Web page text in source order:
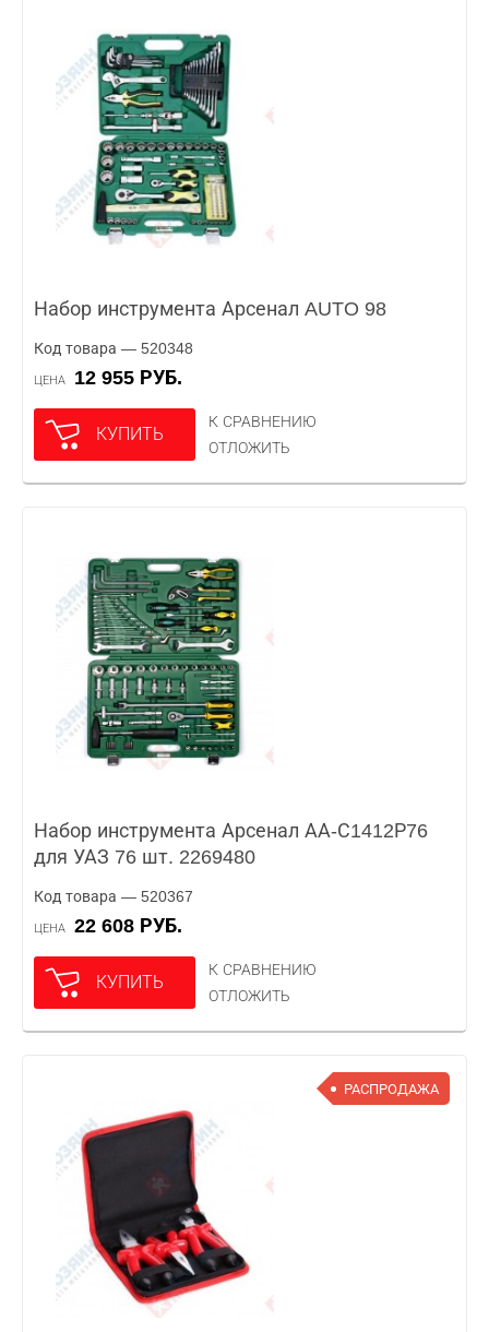
Набор инструмента Арсенал AUTO 98
Код товара — 520348
ЦЕНА 12 955 РУБ.
КУПИТЬ
К СРАВНЕНИЮ
ОТЛОЖИТЬ
Набор инструмента Арсенал АА-С1412Р76
для УАЗ 76 шт. 2269480
Код товара — 520367
ЦЕНА 22 608 РУБ.
КУПИТЬ
К СРАВНЕНИЮ
ОТЛОЖИТЬ
РАСПРОДАЖА